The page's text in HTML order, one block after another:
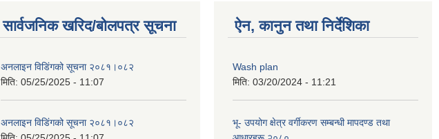
सार्वजनिक खरिद/बोलपत्र सूचना
अनलाइन विडि‌ं‍गको सूचना २०८१।०८२
मिति: 05/25/2025 - 11:07
अनलाइन विडि‌ं‍गको सूचना २०८१।०८२
ऐन, कानुन तथा निर्देशिका
Wash plan
मिति: 03/20/2024 - 11:21
भू- उपयोग क्षेत्र वर्गीकरण सम्बन्धी मापदण्ड तथा